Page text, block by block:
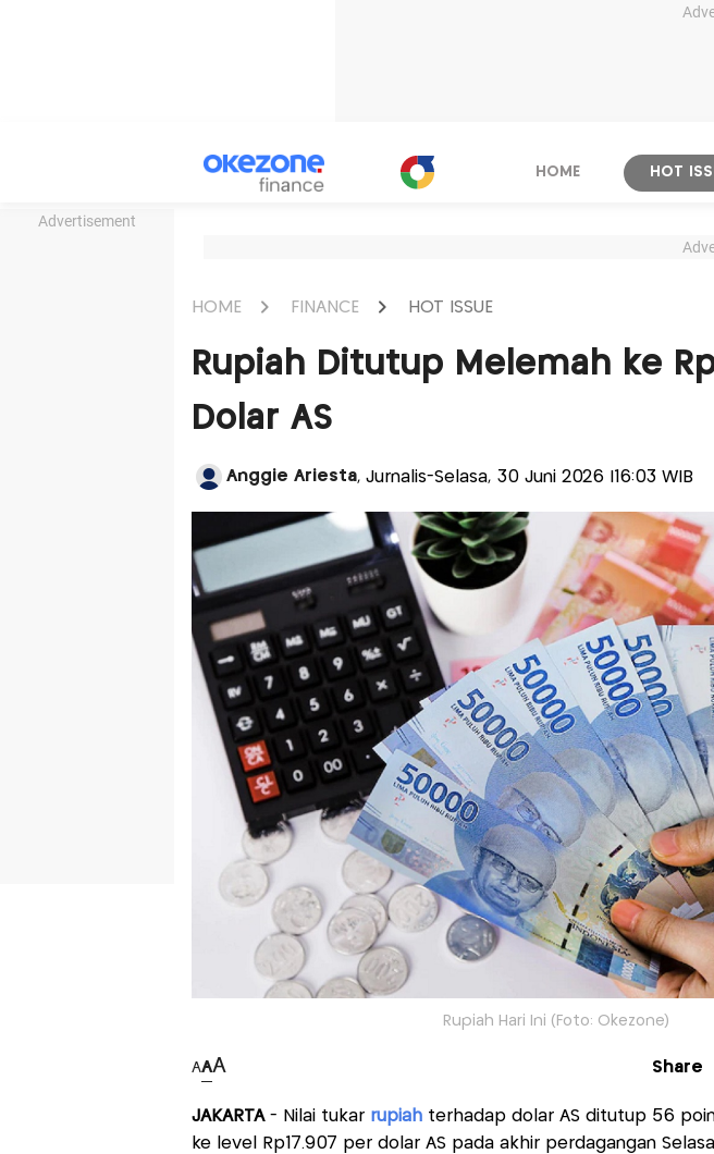
Advertisement
HOME HOT
HOME FINANCE HOT ISSUE
Rupiah Ditutup Melemah ke
Dolar AS
Anggie Ariesta, Jurnalis-Selasa, 30 Juni 2026 |16:03 WIB
Rupiah Hari Ini (Foto: Okezone)
AAA Share
JAKARTA- Nilai tukar rupiahterhadap dolar AS ditutup 56
ke level Rp17.907 per dolar AS pada akhir perdagangan